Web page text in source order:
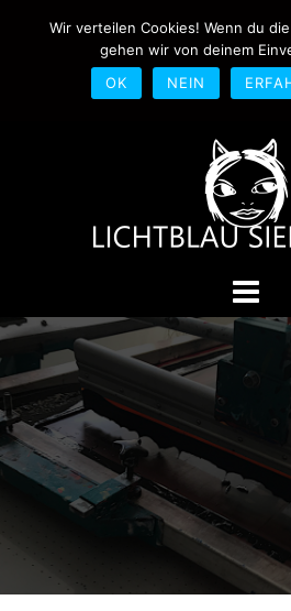
0170-4800361
siebdruck.de
Frankfurt
Wir verteilen Cookies! Wenn du
gehen wir von deinem
OK
NEIN